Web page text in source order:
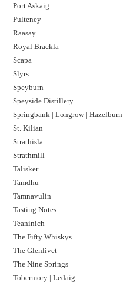
Port Askaig
Pulteney
Raasay
Royal Brackla
Scapa
Slyrs
Speyburn
Speyside Distillery
Springbank | Longrow | Hazelburn
St. Kilian
Strathisla
Strathmill
Talisker
Tamdhu
Tamnavulin
Tasting Notes
Teaninich
The Fifty Whiskys
The Glenlivet
The Nine Springs
Tobermory | Ledaig